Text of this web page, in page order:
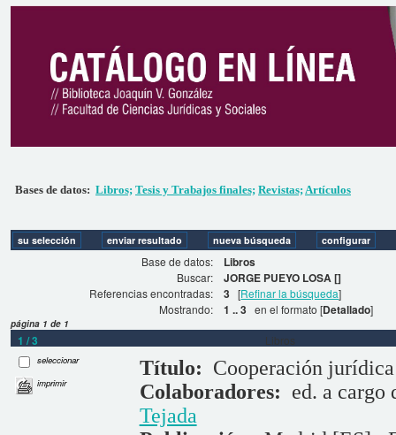
Bases de datos: Libros; Tesis y Trabajos finales; Revistas;Artículos
Base de datos: Libros
Buscar: JORGE PUEYO LOSA []
Referencias encontradas: 3 [Refinar la búsqueda]
Mostrando:
1 .. 3 en el formato [Detallado]
página 1 de 1
1 / 3 Libros
seleccionar
imprimir
Título: Cooperación
Colaboradores: ed. a cargo
Tejada